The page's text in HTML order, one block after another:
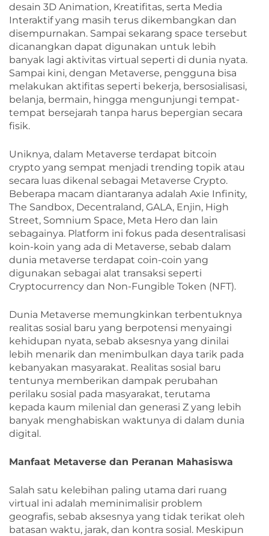
desain 3D Animation, Kreatifitas, serta Media
Interaktif yang masih terus dikembangkan dan
disempurnakan. Sampai sekarang space tersebut
dicanangkan dapat digunakan untuk lebih
banyak lagi aktivitas virtual seperti di dunia nyata.
Sampai kini, dengan Metaverse, pengguna bisa
melakukan aktifitas seperti bekerja, bersosialisasi,
belanja, bermain, hingga mengunjungi tempat-
tempat bersejarah tanpa harus bepergian secara
fisik.
Uniknya, dalam Metaverse terdapat bitcoin
crypto yang sempat menjadi trending topik atau
secara luas dikenal sebagai Metaverse Crypto.
Beberapa macam diantaranya adalah Axie Infinity,
The Sandbox, Decentraland, GALA, Enjin, High
Street, Somnium Space, Meta Hero dan lain
sebagainya. Platform ini fokus pada desentralisasi
koin-koin yang ada di Metaverse, sebab dalam
dunia metaverse terdapat coin-coin yang
digunakan sebagai alat transaksi seperti
Cryptocurrency dan Non-Fungible Token (NFT).
Dunia Metaverse memungkinkan terbentuknya
realitas sosial baru yang berpotensi menyaingi
kehidupan nyata, sebab aksesnya yang dinilai
lebih menarik dan menimbulkan daya tarik pada
kebanyakan masyarakat. Realitas sosial baru
tentunya memberikan dampak perubahan
perilaku sosial pada masyarakat, terutama
kepada kaum milenial dan generasi Z yang lebih
banyak menghabiskan waktunya di dalam dunia
digital.
Manfaat Metaverse dan Peranan Mahasiswa
Salah satu kelebihan paling utama dari ruang
virtual ini adalah meminimalisir problem
geografis, sebab aksesnya yang tidak terikat oleh
batasan waktu, jarak, dan kontra sosial. Meskipun